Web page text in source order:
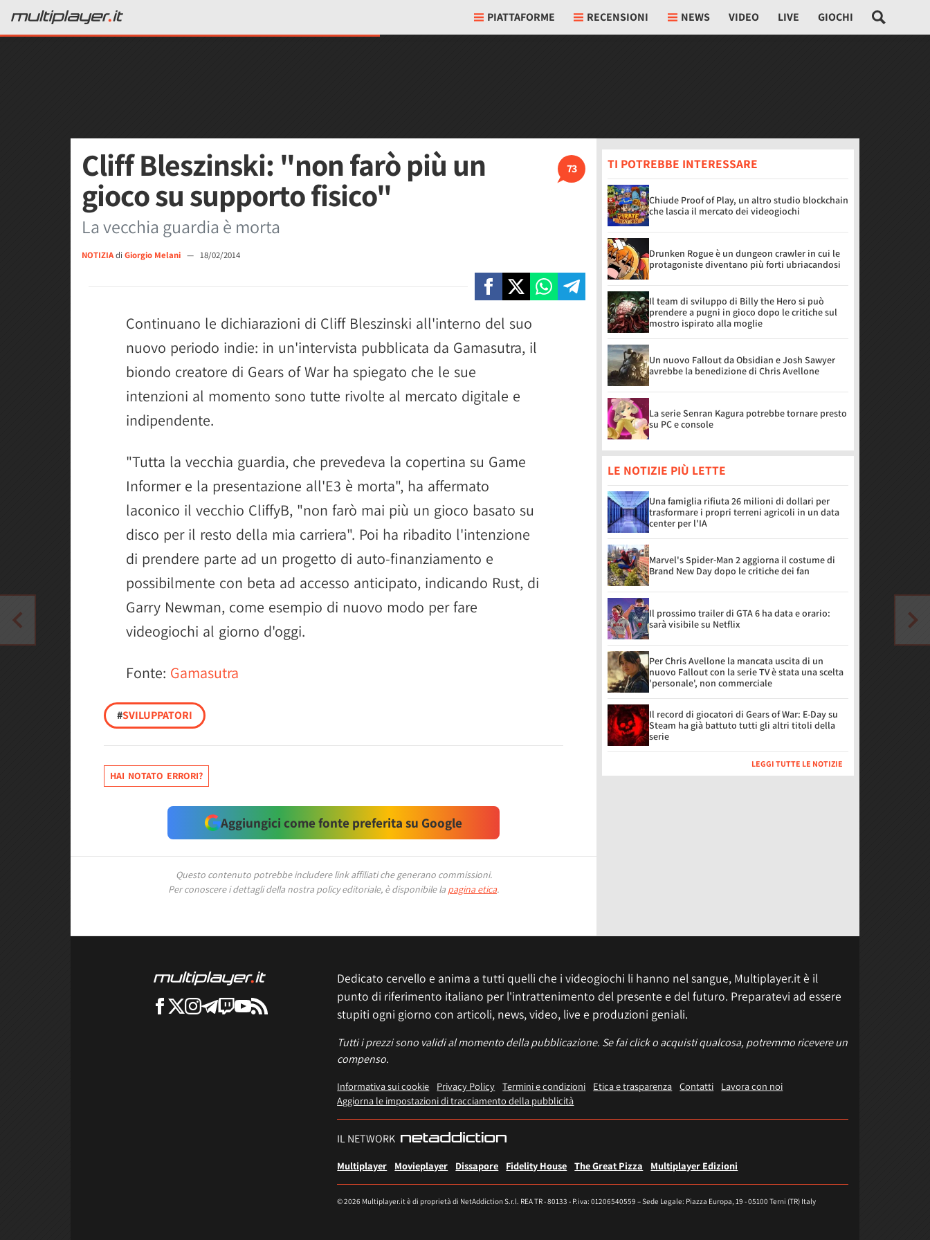
PIATTAFORME RECENSIONI NEWS VIDEO LIVE GIOCHI
73
Cliff Bleszinski: "non farò più un
gioco su supporto fisico"
La vecchia guardia è morta
NOTIZIAdi Giorgio Melani — 18/02/2014
Continuano le dichiarazioni di Cliff Bleszinski all'interno del suo
nuovo periodo indie: in un'intervista pubblicata da Gamasutra, il
biondo creatore di Gears of War ha spiegato che le sue
intenzioni al momento sono tutte rivolte al mercato digitale e
indipendente.
"Tutta la vecchia guardia, che prevedeva la copertina su Game
Informer e la presentazione all'E3 è morta", ha affermato
laconico il vecchio CliffyB, "non farò mai più un gioco basato su
disco per il resto della mia carriera". Poi ha ribadito l'intenzione
di prendere parte ad un progetto di auto-finanziamento e
possibilmente con beta ad accesso anticipato, indicando Rust, di
Garry Newman, come esempio di nuovo modo per fare
videogiochi al giorno d'oggi.
Fonte: Gamasutra
#SVILUPPATORI
HAI NOTATO ERRORI?
Aggiungici come fonte preferita su Google
Questo contenuto potrebbe includere link affiliati che generano commissioni.
Per conoscere i dettagli della nostra policy editoriale, è disponibile la pagina etica.
TI POTREBBE INTERESSARE
Chiude Proof of Play, un altro studio blockchain
che lascia il mercato dei videogiochi
Drunken Rogue è un dungeon crawler in cui le
protagoniste diventano più forti ubriacandosi
Il team di sviluppo di Billy the Hero si può
prendere a pugni in gioco dopo le critiche sul
mostro ispirato alla moglie
Un nuovo Fallout da Obsidian e Josh Sawyer
avrebbe la benedizione di Chris Avellone
La serie Senran Kagura potrebbe tornare presto
su PC e console
LE NOTIZIE PIÙ LETTE
Una famiglia rifiuta 26 milioni di dollari per
trasformare i propri terreni agricoli in un data
center per l'IA
Marvel's Spider-Man 2 aggiorna il costume di
Brand New Day dopo le critiche dei fan
Il prossimo trailer di GTA 6 ha data e orario:
sarà visibile su Netflix
Per Chris Avellone la mancata uscita di un
nuovo Fallout con la serie TV è stata una scelta
'personale', non commerciale
Il record di giocatori di Gears of War: E-Day su
Steam ha già battuto tutti gli altri titoli della
serie
LEGGI TUTTE LE NOTIZIE
Dedicato cervello e anima a tutti quelli che i videogiochi li hanno nel sangue, Multiplayer.it è il
punto di riferimento italiano per l'intrattenimento del presente e del futuro. Preparatevi ad essere
stupiti ogni giorno con articoli, news, video, live e produzioni geniali.
Tutti i prezzi sono validi al momento della pubblicazione. Se fai click o acquisti qualcosa, potremmo ricevere un
compenso.
Informativa sui cookie Privacy Policy Termini e condizioni Etica e trasparenza Contatti
Lavora con noi
Aggiorna le impostazioni di tracciamento della pubblicità
IL NETWORK
Multiplayer Movieplayer Dissapore Fidelity House The Great Pizza Multiplayer Edizioni
© 2026 Multiplayer.it è di proprietà di NetAddiction S.r.l. REA TR - 80133 - P.iva: 01206540559 – Sede Legale: Piazza Europa, 19 - 05100 Terni (TR) Italy